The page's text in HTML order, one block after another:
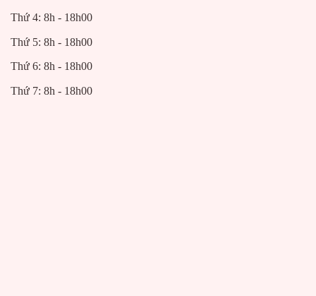
Thứ 4: 8h - 18h00
Thứ 5: 8h - 18h00
Thứ 6: 8h - 18h00
Thứ 7: 8h - 18h00